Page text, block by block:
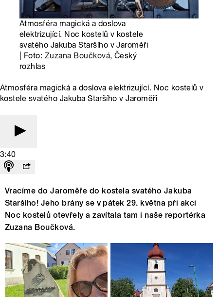
Atmosféra magická a doslova
elektrizující. Noc kostelů v kostele
svatého Jakuba Staršího v Jaroměři
| Foto: Zuzana Boučková, Český
rozhlas
Atmosféra magická a doslova elektrizující. Noc kostelů v
kostele svatého Jakuba Staršího v Jaroměři
3:40
Vracíme do Jaroměře do kostela svatého Jakuba
Staršího! Jeho brány se v pátek 29. května při akci
Noc kostelů otevřely a zavítala tam i naše reportérka
Zuzana Boučková.